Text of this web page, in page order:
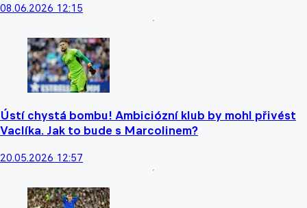
08.06.2026 12:15
Ústí chystá bombu! Ambiciózní klub by mohl přivést
Vaclíka. Jak to bude s Marcolinem?
20.05.2026 12:57